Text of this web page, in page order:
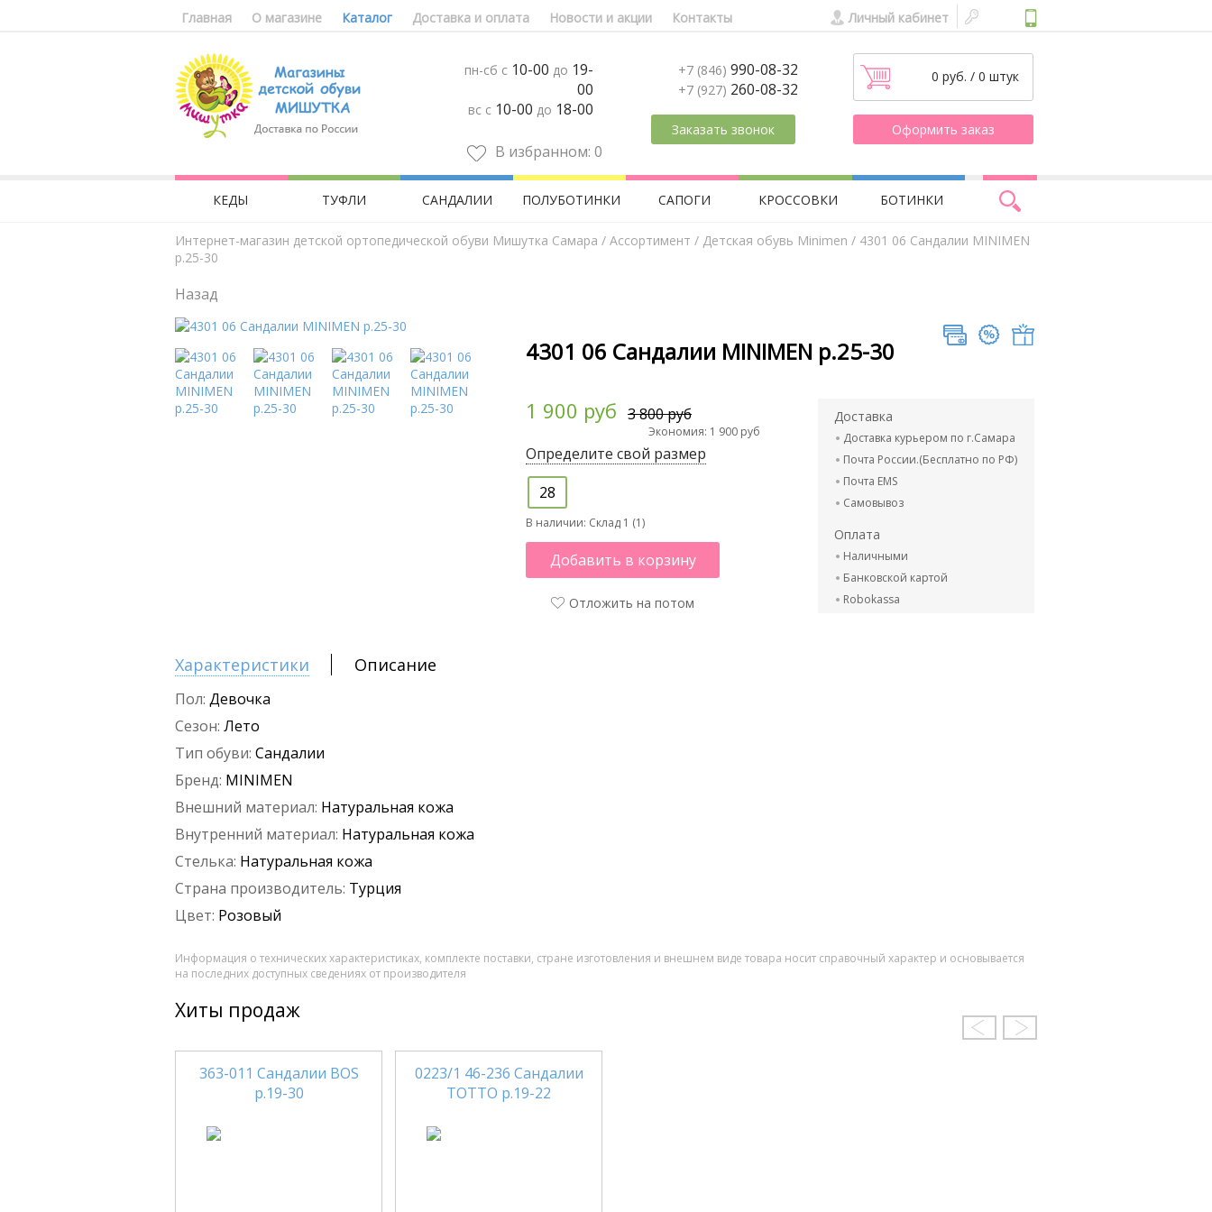
Главная О магазине Каталог Доставка и оплата Новости и акции Контакты Личный кабинет
пн-сб с 10-00 до 19-
00
вс с 10-00 до 18-00
В избранном: 0
+7 (846) 990-08-32
+7 (927) 260-08-32
Заказать звонок
0 руб. / 0 штук
Оформить заказ
КЕДЫ ТУФЛИ САНДАЛИИ ПОЛУБОТИНКИ САПОГИ КРОССОВКИ БОТИНКИ
Интернет-магазин детской ортопедической обуви Мишутка Самара / Aссортимент / Детская обувь Minimen / 4301 06 Сандалии MINIMEN
р.25-30
Назад
4301 06 Сандалии MINIMEN р.25-30
1 900 руб 3 800 руб
Экономия: 1 900 руб
Определите свой размер
28
В наличии: Склад 1 (1)
Добавить в корзину
Отложить на потом
Доставка
Доставка курьером по г.Самара
Почта России.(Бесплатно по РФ)
Почта EMS
Самовывоз
Оплата
Наличными
Банковской картой
Robokassa
Характеристики Описание
Пол: Девочка
Сезон: Лето
Тип обуви: Сандалии
Бренд: MINIMEN
Внешний материал: Натуральная кожа
Внутренний материал: Натуральная кожа
Стелька: Натуральная кожа
Страна производитель: Турция
Цвет: Розовый
Информация о технических характеристиках, комплекте поставки, стране изготовления и внешнем виде товара носит справочный характер и основывается
на последних доступных сведениях от производителя
Хиты продаж
363-011 Сандалии BOS
р.19-30
0223/1 46-236 Сандалии
ТОТТО р.19-22